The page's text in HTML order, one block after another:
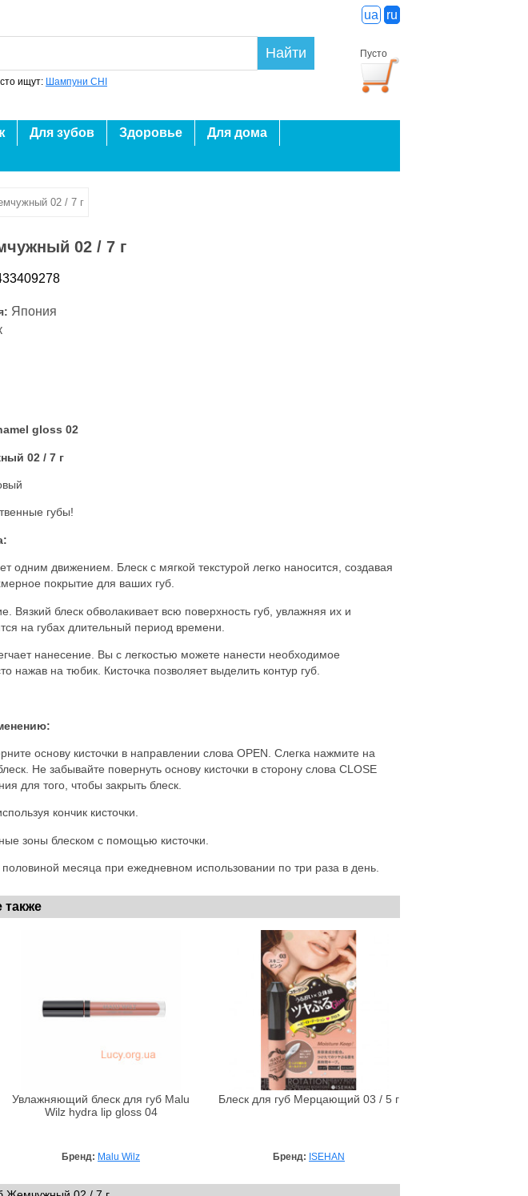
ua ru
Пусто
Найти
ищут: Шампуни CHI
Для зубов Здоровье
Для дома
02 / 7 г
02 / 7 г
Япония
gloss 02
02 / 7 г
губы!
одним движением. Блеск с мягкой текстурой легко наносится, создавая
покрытие для ваших губ.
Вязкий блеск обволакивает всю поверхность губ, увлажняя их и
на губах длительный период времени.
нанесение. Вы с легкостью можете нанести необходимое
нажав на тюбик. Кисточка позволяет выделить контур губ.
основу кисточки в направлении слова OPEN. Слегка нажмите на
Не забывайте повернуть основу кисточки в сторону слова CLOSE
для того, чтобы закрыть блеск.
кончик кисточки.
зоны блеском с помощью кисточки.
половиной месяца при ежедневном использовании по три раза в день.
также
Увлажняющий блеск для губ Malu
Wilz hydra lip gloss 04
Бренд: Malu Wilz
Блеск для губ Мерцающий 03 / 5 г
Бренд: ISEHAN